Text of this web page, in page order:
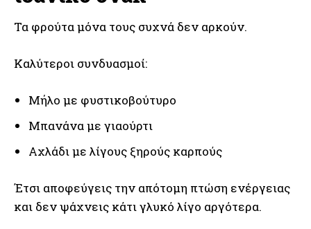
Τα φρούτα μόνα τους συχνά δεν αρκούν.
Καλύτεροι συνδυασμοί:
Μήλο με φυστικοβούτυρο
Μπανάνα με γιαούρτι
Αχλάδι με λίγους ξηρούς καρπούς
Έτσι αποφεύγεις την απότομη πτώση ενέργειας
και δεν ψάχνεις κάτι γλυκό λίγο αργότερα.